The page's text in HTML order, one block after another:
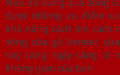
được những ưu điểm
khả năng cách âm cách
dòng cửa gỗ Veneer,
nay càng ngày càng có
không gian của bạn.